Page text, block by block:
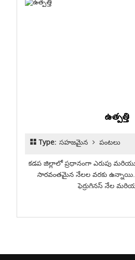
ఉత్పత్తి
Type:సహజమైన పంటలు
కడప జిల్లాలో ప్రధానంగా ఎరుపు
సారవంతమైన నేలల వరకు ఉన్నాయి.
ఫెర్రుగినస్ నేల